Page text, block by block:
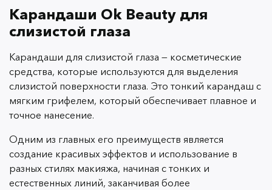
Карандаши Ok Beauty для
слизистой глаза
Карандаши для слизистой глаза — косметические
средства, которые используются для выделения
слизистой поверхности глаза. Это тонкий карандаш с
мягким грифелем, который обеспечивает плавное и
точное нанесение.
Одним из главных его преимуществ является
создание красивых эффектов и использование в
разных стилях макияжа, начиная с тонких и
естественных линий, заканчивая более